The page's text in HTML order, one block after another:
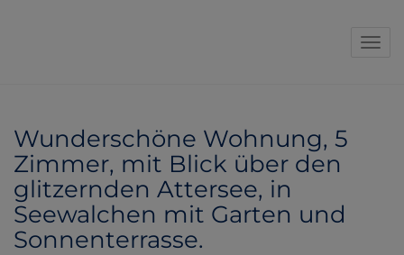
Wunderschöne Wohnung, 5
Zimmer, mit Blick über den
glitzernden Attersee, in
Seewalchen mit Garten und
Sonnenterrasse.